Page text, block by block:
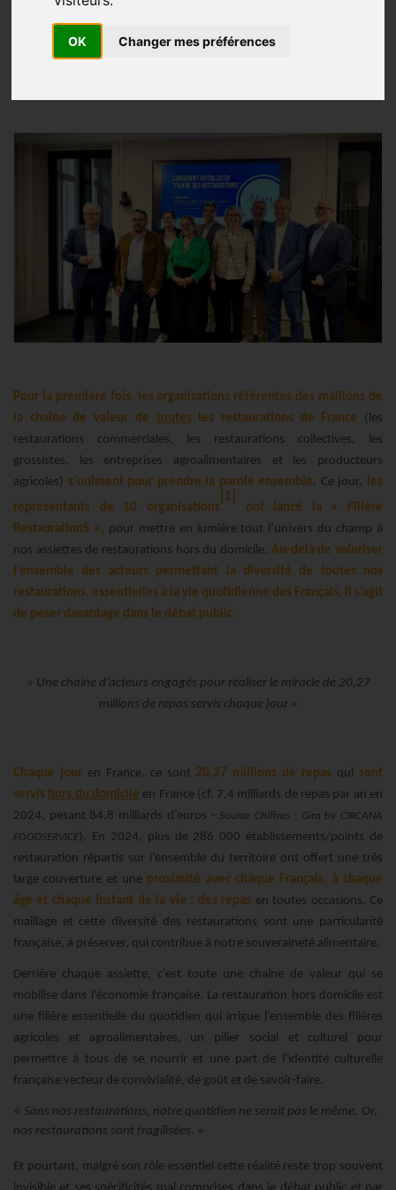
OK Changer mes préférences
Pour la première fois, les organisations référentes des maillons de
la chaine de valeur de toutesles restaurations de France (les
restaurations commerciales, les restaurations collectives, les
grossistes, les entreprises agroalimentaires et les producteurs
agricoles) s’unissent pour prendre la parole ensemble. Ce jour, les
représentants de 10 organisations
[1]
ont lancé la « Filière
RestaurationS », pour mettre en lumière tout l’univers du champ à
nos assiettes de restaurations hors du domicile. Au-delà de valoriser
l’ensemble des acteurs permettant la diversité de toutes nos
restaurations, essentielles à la vie quotidienne des Français, il s’agit
de peser davantage dans le débat public.
« Une chaine d’acteurs engagés pour réaliser le miracle de 20,27
millions de repas servis chaque jour »
Chaque jouren France, ce sont 20,27 millions de repas qui sont
servis hors du domicile en France (cf. 7,4 milliards de repas par an en
2024, pesant 84,8 milliards d’euros - Source Chiffres : Gira by CIRCANA
FOODSERVICE ). En 2024, plus de 286 000 établissements/points de
restauration répartis sur l’ensemble du territoire ont offert une très
large couverture et une proximité avec chaque Français, à chaque
âge et chaque instant de la vie : des repas en toutes occasions. Ce
maillage et cette diversité des restaurations sont une particularité
française, à préserver, qui contribue à notre souveraineté alimentaire.
Derrière chaque assiette, c’est toute une chaîne de valeur qui se
mobilise dans l’économie française. La restauration hors domicile est
une filière essentielle du quotidien qui irrigue l’ensemble des filières
agricoles et agroalimentaires, un pilier social et culturel pour
permettre à tous de se nourrir et une part de l’identité culturelle
française vecteur de convivialité, de goût et de savoir-faire.
« Sans nos restaurations, notre quotidien ne serait pas le même. Or,
nos restaurations sont fragilisées. »
Et pourtant, malgré son rôle essentiel cette réalité reste trop souvent